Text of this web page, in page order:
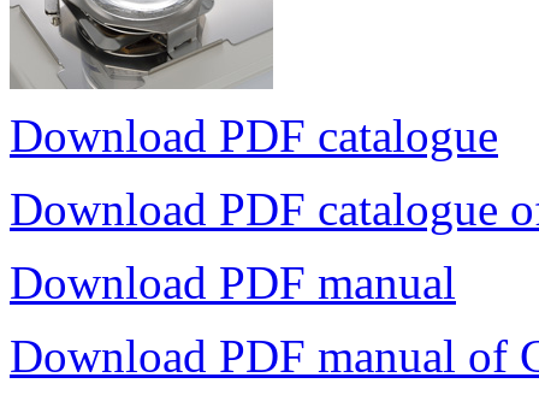
Download PDF catalogue
Download PDF catalogue
Download PDF manual
Download PDF manual of